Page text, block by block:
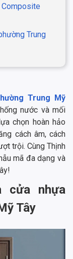
Composite
Trung
Trung Mỹ
nước và mối
chọn hoàn hảo
cách âm, cách
trội. Cùng Thịnh
mã đa dạng và
cửa nhựa
Tây